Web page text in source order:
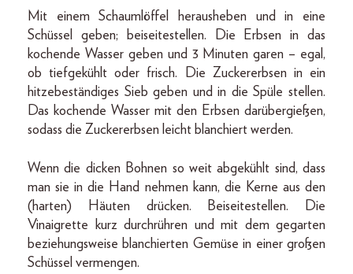
Mit einem Schaumlöffel herausheben und in eine
Schüssel geben; beiseitestellen. Die Erbsen in das
kochende Wasser geben und 3 Minuten garen – egal,
ob tiefgekühlt oder frisch. Die Zuckererbsen in ein
hitzebeständiges Sieb geben und in die Spüle stellen.
Das kochende Wasser mit den Erbsen darübergießen,
sodass die Zuckererbsen leicht blanchiert werden.
Wenn die dicken Bohnen so weit abgekühlt sind, dass
man sie in die Hand nehmen kann, die Kerne aus den
(harten) Häuten drücken. Beiseitestellen. Die
Vinaigrette kurz durchrühren und mit dem gegarten
beziehungsweise blanchierten Gemüse in einer großen
Schüssel vermengen.